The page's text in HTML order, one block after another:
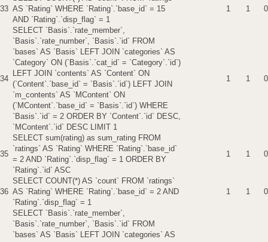
33 AS `Rating` WHERE `Rating`.`base_id` = 15
AND `Rating`.`disp_flag` = 1
1 1 0
34
SELECT `Basis`.`rate_member`,
`Basis`.`rate_number`, `Basis`.`id` FROM
`bases` AS `Basis` LEFT JOIN `categories` AS
`Category` ON (`Basis`.`cat_id` = `Category`.`id`)
LEFT JOIN `contents` AS `Content` ON
(`Content`.`base_id` = `Basis`.`id`) LEFT JOIN
`m_contents` AS `MContent` ON
(`MContent`.`base_id` = `Basis`.`id`) WHERE
`Basis`.`id` = 2 ORDER BY `Content`.`id` DESC,
`MContent`.`id` DESC LIMIT 1
1 1 0
35
SELECT sum(rating) as sum_rating FROM
`ratings` AS `Rating` WHERE `Rating`.`base_id`
= 2 AND `Rating`.`disp_flag` = 1 ORDER BY
`Rating`.`id` ASC
1 1 0
36
SELECT COUNT(*) AS `count` FROM `ratings`
AS `Rating` WHERE `Rating`.`base_id` = 2 AND
`Rating`.`disp_flag` = 1
1 1 0
SELECT `Basis`.`rate_member`,
`Basis`.`rate_number`, `Basis`.`id` FROM
`bases` AS `Basis` LEFT JOIN `categories` AS